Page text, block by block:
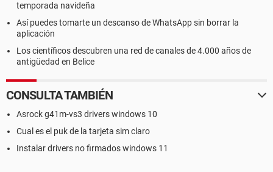
temporada navideña
Así puedes tomarte un descanso de WhatsApp sin borrar la
aplicación
Los científicos descubren una red de canales de 4.000 años de
antigüedad en Belice
CONSULTA TAMBIÉN
Asrock g41m-vs3 drivers windows 10
Cual es el puk de la tarjeta sim claro
Instalar drivers no firmados windows 11